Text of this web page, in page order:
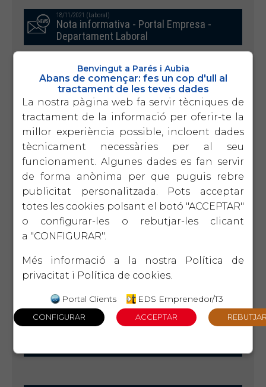
18/11/2021 (Laboral)
Nota informativa - Portal Empresa -
Departament Laboral
10/11/2021 (Laboral)
Comprovació de dades model 145 -
2021
30/09/2021 (Laboral)
Model 111 3T 2021
15/09/2021 (Laboral)
Treballadors autònoms - Canvi de
bases de cotització 2021
Model 111 2T 2021
04/05/2021 (Laboral)
Benvingut a Parés i Aubia
Abans de començar: fes un cop d'ull al
tractament de les teves dades
La nostra pàgina web fa servir tècniques de
tractament de la informació per oferir-te la
millor experiència possible, incloent dades
tècnicament necessàries per al seu
funcionament. Algunes dades es fan servir
de forma anònima per que puguis rebre
publicitat personalitzada. Pots acceptar
totes les cookies polsant el botó "ACCEPTAR"
o configurar-les o rebutjar-les clicant
a "CONFIGURAR".
Més informació a la nostra
Política de
privacitat i Política de cookies.
Portal Clients EDS Emprenedor/T3